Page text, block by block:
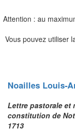
Attention : au
Vous pouvez utiliser
Noailles Louis-
Lettre pastorale et
constitution de
1713